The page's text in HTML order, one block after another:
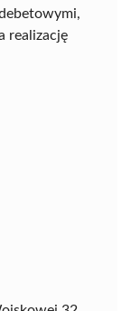
realizację